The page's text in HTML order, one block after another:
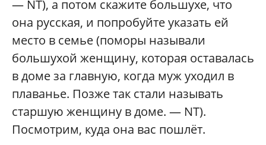
— NT), а потом скажите большухе, что
она русская, и попробуйте указать ей
место в семье (поморы называли
большухой женщину, которая оставалась
в доме за главную, когда муж уходил в
плаванье. Позже так стали называть
старшую женщину в доме. — NT).
Посмотрим, куда она вас пошлёт.